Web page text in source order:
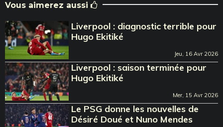
Vous aimerez aussi
Liverpool : diagnostic terrible pour
Hugo Ekitiké
Jeu, 16 Avr 2026
Liverpool : saison terminée pour
Hugo Ekitiké
Mer, 15 Avr 2026
Le PSG donne les nouvelles de
Désiré Doué et Nuno Mendes